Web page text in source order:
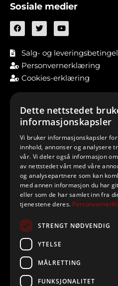
Sosiale medier
Salg- og
Personvernerklæring
Cookies-erklæring
Meld deg på vårt
Dette nettstedet
informasjonskapsler
Vi bruker informasjonskapsler
innhold, annonser og analysere
vår. Vi deler også informasjon
av nettstedet vårt med våre
og analysepartnere som kan
med annen informasjon du har
eller som de har samlet inn fra
tjenestene deres.
STRENGT NØDVENDIG
YTELSE
MÅLRETTING
FUNKSJONALITET